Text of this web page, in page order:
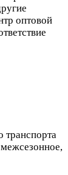
оптовой
транспорта